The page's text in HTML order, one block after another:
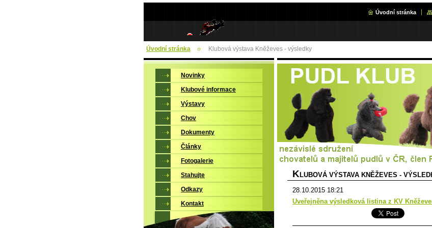
Úvodní stránka
Úvodní stránka Klubová výstava Kněževes - výsledky
K LUBOVÁ VÝSTAVA KNĚŽEVES -
28.10.2015 18:21
Uveřejněna výsledková listina z KV
Novinky
Klubové informace
Výstavy
Chov
Dokumenty
Články
Fotogalerie
Stahujte
Odkazy
Kontakt